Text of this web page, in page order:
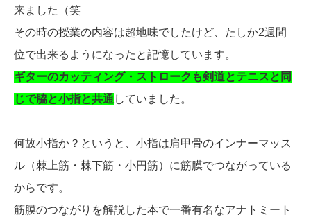
来ました（笑
その時の授業の内容は超地味でしたけど、たしか2週間
位で出来るようになったと記憶しています。
ギターのカッティング・ストロークも剣道とテニスと同
じで脇と小指と共通 していました。
何故小指か？というと、小指は肩甲骨のインナーマッス
ル（棘上筋・棘下筋・小円筋）に筋膜でつながっている
からです。
筋膜のつながりを解説した本で一番有名なアナトミート